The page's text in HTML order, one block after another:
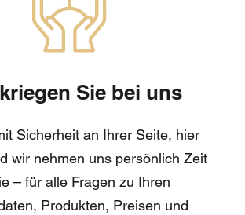
Sie bei uns
Sicherheit an Ihrer Seite, hier
wir nehmen uns persönlich Zeit
– für alle Fragen zu Ihren
Produkten, Preisen und